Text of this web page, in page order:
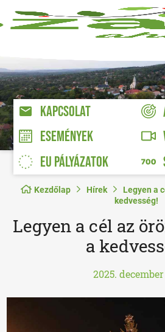
KAPCSOLAT
ESEMÉNYEK
EU PÁLYÁZATOK
Kezdőlap Hírek
Legyen a
kedvesség!
Legyen a cél az
a
2025.